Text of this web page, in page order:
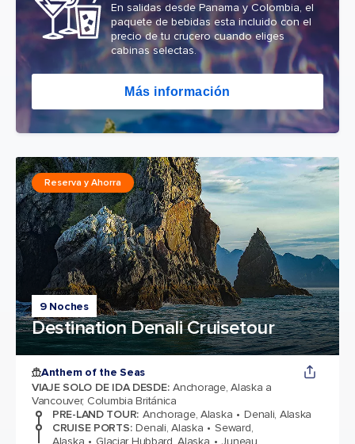
En salidas desde Panama y Colombia, el
paquete de bebidas esta incluido con el
precio de tu crucero cuando eliges
cabinas selectas.
Más información
9 Noches
Destination Denali Cruisetour
Reserva y Ahorra
Anthem of the Seas
VIAJE SOLO DE IDA DESDE: Anchorage, Alaska a
Vancouver, Columbia Británica
PRE-LAND TOUR: Anchorage, Alaska
Denali, Alaska
CRUISE PORTS: Denali, Alaska
Seward,